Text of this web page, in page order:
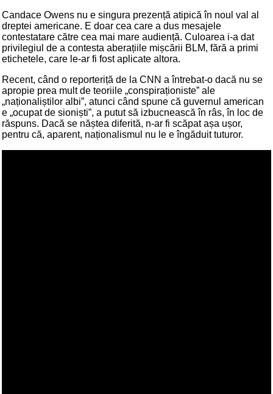
Candace Owens nu e singura prezență atipică în noul val al
dreptei americane. E doar cea care a dus mesajele
contestatare către cea mai mare audiență. Culoarea i-a dat
privilegiul de a contesta aberațiile mișcării BLM, fără a primi
etichetele, care le-ar fi fost aplicate altora.
Recent, când o reporteriță de la CNN a întrebat-o dacă nu se
apropie prea mult de teoriile „conspiraționiste” ale
„naționaliștilor albi”, atunci când spune că guvernul american
e „ocupat de sioniști”, a putut să izbucnească în râs, în loc de
răspuns. Dacă se năștea diferită, n-ar fi scăpat așa ușor,
pentru că, aparent, naționalismul nu le e îngăduit tuturor.